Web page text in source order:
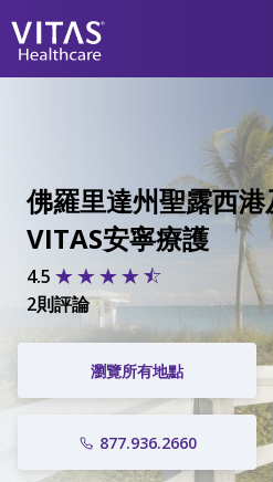
安寧療護基本概
我們的服務
醫療服務專業人
家庭與照顧者
佛羅里達州聖露西
VITAS安寧療護
4.5
2則評論
877.936.2660
瀏覽所有地點